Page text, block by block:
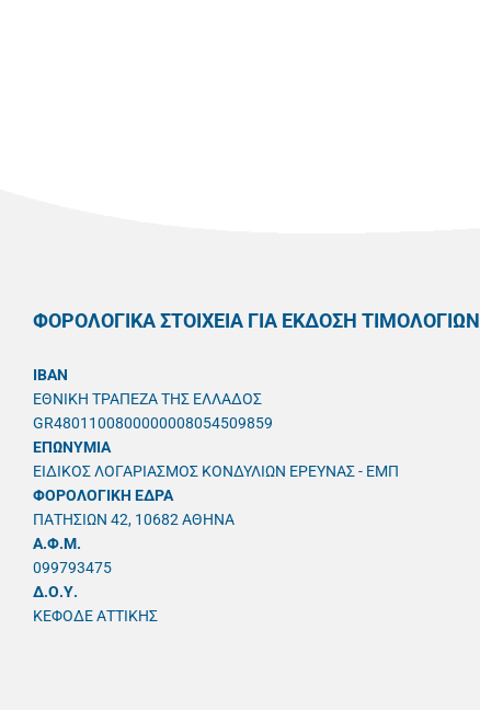
ΦΟΡΟΛΟΓΙΚΑ ΣΤΟΙΧΕΙΑ ΓΙΑ ΕΚΔΟΣΗ ΤΙΜΟΛΟΓΙΩΝ
IBAN
ΕΘΝΙΚΗ ΤΡΑΠΕΖΑ ΤΗΣ ΕΛΛΑΔΟΣ
GR4801100800000008054509859
ΕΠΩΝΥΜΙΑ
ΕΙΔΙΚΟΣ ΛΟΓΑΡΙΑΣΜΟΣ ΚΟΝΔΥΛΙΩΝ ΕΡΕΥΝΑΣ - ΕΜΠ
ΦΟΡΟΛΟΓΙΚΗ ΕΔΡΑ
ΠΑΤΗΣΙΩΝ 42, 10682 ΑΘΗΝΑ
A.Φ.Μ.
099793475
Δ.Ο.Υ.
ΚΕΦΟΔΕ ΑΤΤΙΚΗΣ